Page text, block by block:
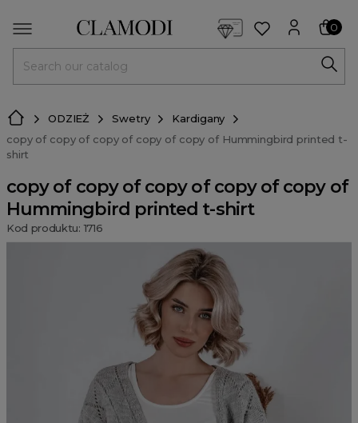
0
ODZIEŻ Swetry
Kardigany
copy of copy of copy of copy of copy of Hummingbird printed t-
shirt
copy of copy of copy of copy of copy of
Hummingbird printed t-shirt
Kod produktu: 1716